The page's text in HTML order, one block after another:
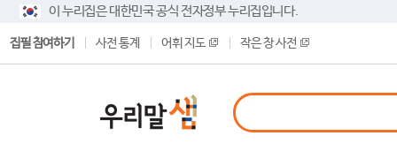
이 누리집은 대한민국 공식 전자정부 누리집입니다.
집필 참여하기 사전 통계 어휘 지도 작은 창 사전